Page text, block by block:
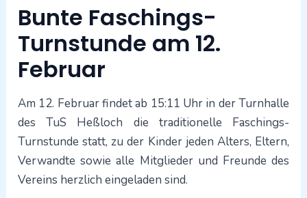
Bunte Faschings-
Turnstunde am 12.
Februar
Am 12. Februar findet ab 15:11 Uhr in der Turnhalle
des TuS Heßloch die traditionelle Faschings-
Turnstunde statt, zu der Kinder jeden Alters, Eltern,
Verwandte sowie alle Mitglieder und Freunde des
Vereins herzlich eingeladen sind.